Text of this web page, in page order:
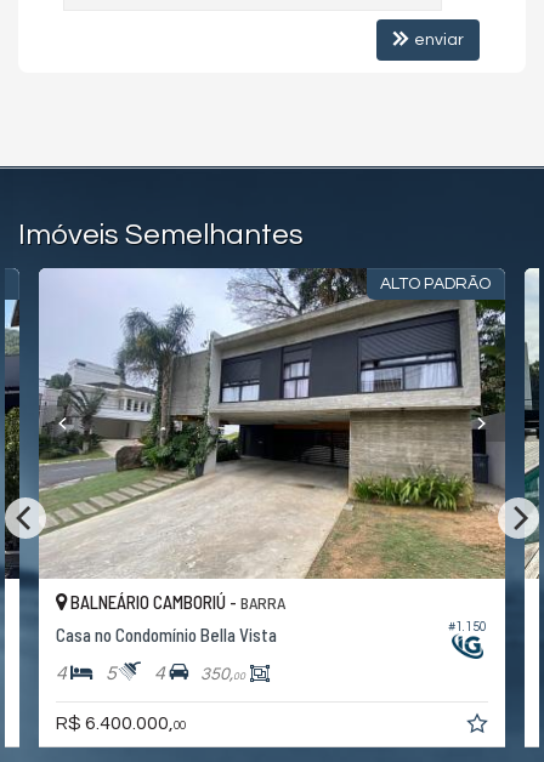
enviar
Imóveis Semelhantes
ALTO PADRÃO
#1.150
BALNEÁRIO CAMBORIÚ - BARRA
Casa no Condomínio Bella Vista
4 5 4 350,00
R$ 6.400.000, 00